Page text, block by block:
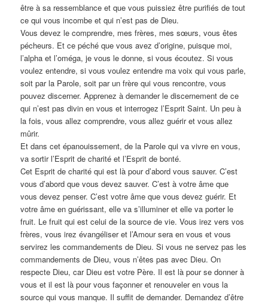
être à sa ressemblance et que vous puissiez être purifiés de tout
ce qui vous incombe et qui n’est pas de Dieu.
Vous devez le comprendre, mes frères, mes sœurs, vous êtes
pécheurs. Et ce péché que vous avez d’origine, puisque moi,
l’alpha et l’oméga, je vous le donne, si vous écoutez. Si vous
voulez entendre, si vous voulez entendre ma voix qui vous parle,
soit par la Parole, soit par un frère qui vous rencontre, vous
pouvez discerner. Apprenez à demander le discernement de ce
qui n’est pas divin en vous et interrogez l’Esprit Saint. Un peu à
la fois, vous allez comprendre, vous allez guérir et vous allez
mûrir.
Et dans cet épanouissement, de la Parole qui va vivre en vous,
va sortir l’Esprit de charité et l’Esprit de bonté.
Cet Esprit de charité qui est là pour d’abord vous sauver. C’est
vous d’abord que vous devez sauver. C’est à votre âme que
vous devez penser. C’est votre âme que vous devez guérir. Et
votre âme en guérissant, elle va s’illuminer et elle va porter le
fruit. Le fruit qui est celui de la source de vie. Vous irez vers vos
frères, vous irez évangéliser et l’Amour sera en vous et vous
servirez les commandements de Dieu. Si vous ne servez pas les
commandements de Dieu, vous n’êtes pas avec Dieu. On
respecte Dieu, car Dieu est votre Père. Il est là pour se donner à
vous et il est là pour vous façonner et renouveler en vous la
source qui vous manque. Il suffit de demander. Demandez d’être